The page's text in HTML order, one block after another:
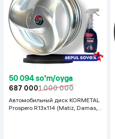
50 094 so'm/oyga
687 0001 000 000
Автомобильный диск KORMETAL
Prospero R13x114 (Matiz, Damas,